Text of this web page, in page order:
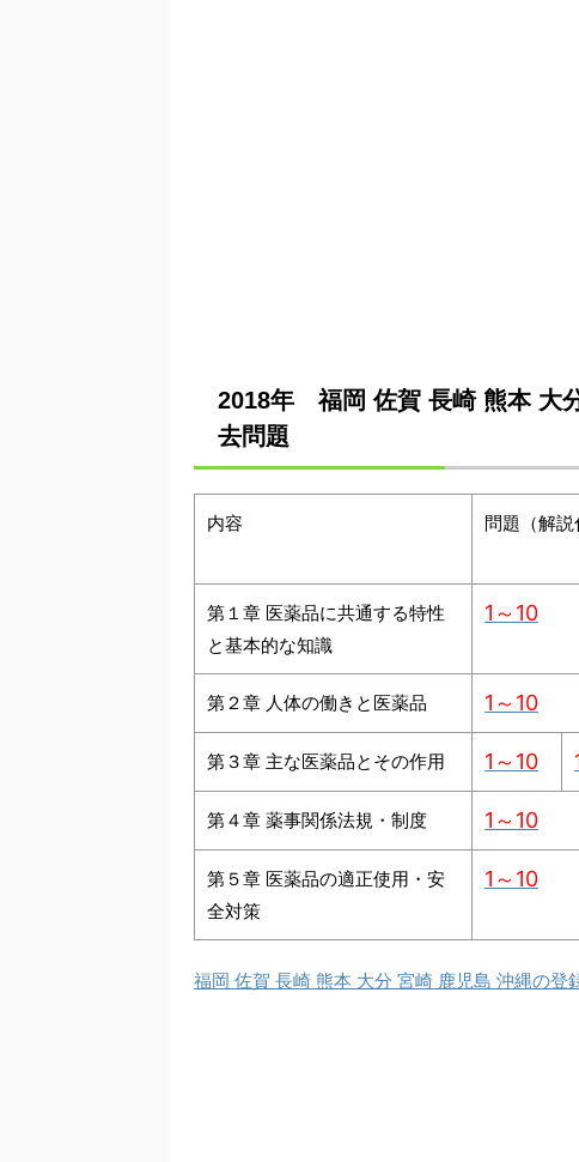
2018年 福岡 佐賀 長崎 熊本 大
去問題
内容 問題（解説
第１章 医薬品に共通する特性
と基本的な知識
1～10
第２章 人体の働きと医薬品 1～10
第３章 主な医薬品とその作用 1～10
第４章 薬事関係法規・制度 1～10
第５章 医薬品の適正使用・安
全対策
1～10
福岡 佐賀 長崎 熊本 大分 宮崎 鹿児島 沖縄の登